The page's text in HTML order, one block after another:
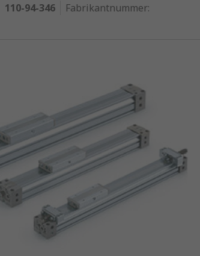
110-94-346 Fabrikantnummer: